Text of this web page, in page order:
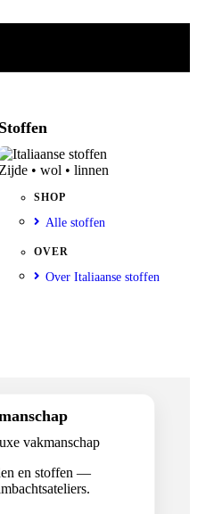
Stoffen
Zijde • wol • linnen
SHOP
Alle stoffen
OVER
Over Italiaanse stoffen
en stoffen —